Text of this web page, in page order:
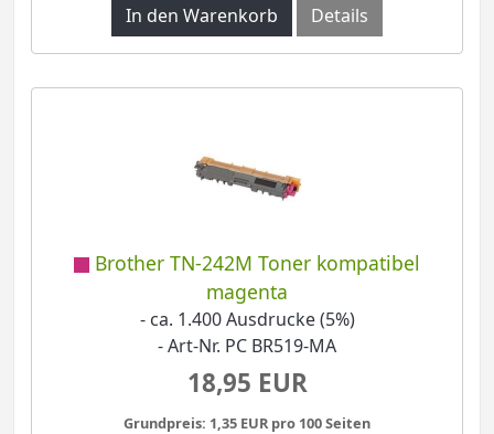
In den Warenkorb
Details
Brother TN-242M Toner kompatibel
magenta
- ca. 1.400 Ausdrucke (5%)
- Art-Nr. PC BR519-MA
18,95 EUR
Grundpreis: 1,35 EUR pro 100 Seiten